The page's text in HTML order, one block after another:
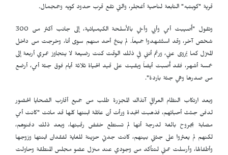
قرية "كوبتبە" التابعة لناحية أغجلر، والتي تقع قرب حدود كويه وجمجمال.
وتقول "أُصيبت أمي وأبي وأخي بالأسلحة الكيميائية، إلى جانب أكثر من 300
شخص آخر، وقد استُشهدوا جميعاً. لم ينجُ أحد منهم سوى أنا، وخرجت من داخل
المنزل كما يُروى عني، ورغم أنني في ذلك الوقت كنت رضيعة لا يتجاوز عمري أربعة إلى
خمسة أشهر، فقد أُصبت أيضاً وبقيت على قيد الحياة ثلاثة أيام فوق جثة أمي، أرضع
من صدرها وهي جثة باردة".
وبعد ارتكاب النظام العراقي آنذاك المجزرة طلب من جميع أقارب الضحايا الحضور
لدفن جثث أحبائهم، فذهبت الجدة ورأت أن عائلة ابنتها كلها قد ماتت "كانت أمي
مصابة بجروح بالغة لدرجة أنها لم تستطع خفض رقبتها، وبعد ذلك دفنوهم،
لكنهم لم يعثروا على جثتي بينهم، كانت جدتي حزينة للغاية لفقدان ابنتها وزوجها
وأطفالها، وأرسلت عمتي لتتأكد من وجودي عند منزل عضو مجلس المنطقة وحاولت